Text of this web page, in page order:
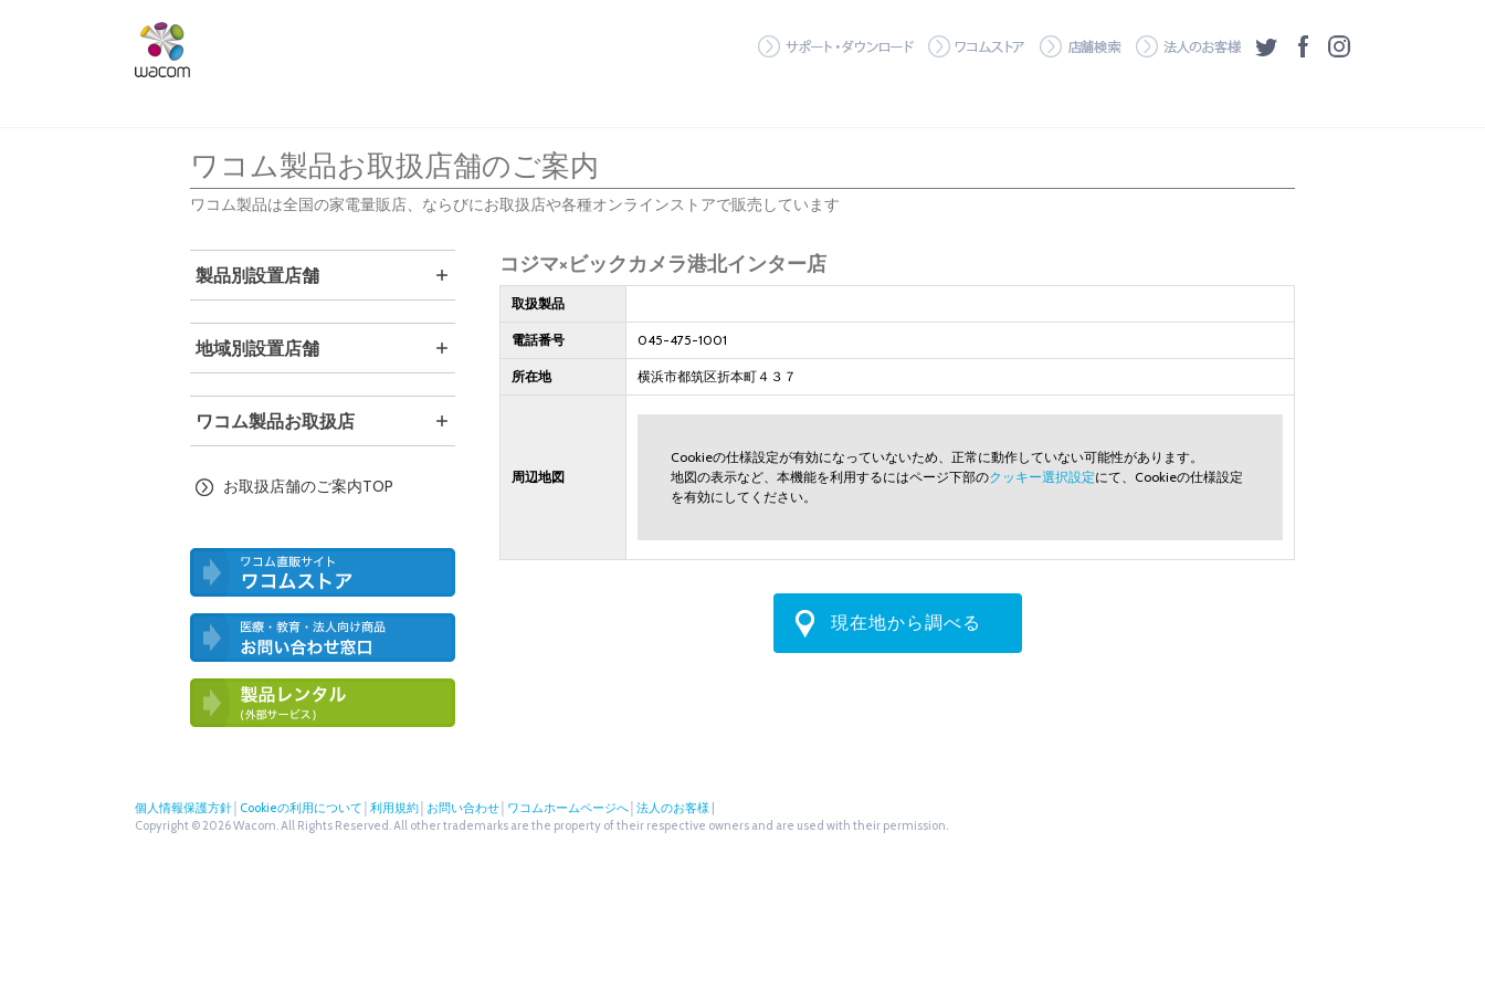
サポート・ダウンロード
ワコムストア 店舗検索 法人のお客様
ツイッターフェイスブック
ワコム製品お取扱店舗のご案内
ワコム製品は全国の家電量販店、ならびにお取扱店や各種オンラインストアで販売しています
コジマ×ビックカメラ港北インター店
取扱製品
電話番号 045-475-1001
所在地 横浜市都筑区折本町４３７
周辺地図
Cookieの仕様設定が有効になっていないため、正常に動作していない可能性があります。
地図の表示など、本機能を利用するにはページ下部のクッキー選択設定にて、Cookieの仕様設定
を有効にしてください。
現在地から調べる
製品別設置店舗
地域別設置店舗
ワコム製品お取扱店
お取扱店舗のご案内TOP
わせ窓口
個人情報保護方針 Cookieの利用について 利用規約 お問い合わせ ワコムホームページへ 法人のお客様
Copyright © 2026 Wacom. All Rights Reserved. All other trademarks are the property of their respective owners and are used with their permission.